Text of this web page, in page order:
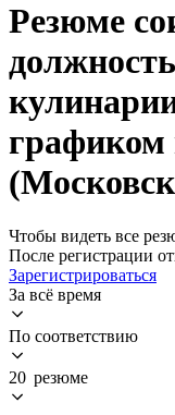
Резюме
графиком
Чтобы видеть все
После регистрации
Зарегистрироваться
За всё время
По соответствию
20 резюме